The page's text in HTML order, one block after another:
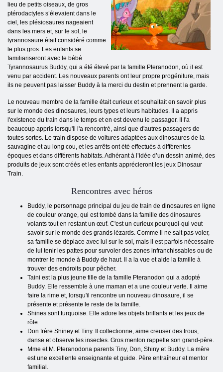
lieu de petits oiseaux, de gros
ptérodactyles s’élevaient dans le
ciel, les plésiosaures nageaient
dans les mers et, sur le sol, le
tyrannosaure était considéré comme
le plus gros. Les enfants se
familiariseront avec le bébé
Tyrannosaurus Buddy, qui a été élevé par la famille Pteranodon, où il est
venu par accident. Les nouveaux parents ont leur propre progéniture, mais
ils ne peuvent pas laisser Buddy à la merci du destin et prennent la garde.
Le nouveau membre de la famille était curieux et souhaitait en savoir plus
sur le monde des dinosaures, leurs types et leurs habitudes. Il a appris
l'existence du train dans le temps et en est devenu le passager. Il l'a
beaucoup appris lorsqu'il l'a rencontré, ainsi que d'autres passagers de
toutes sortes. Le train dispose de voitures adaptées aux dinosaures de la
sauvagine et au long cou, et les arrêts ont été effectués à différentes
époques et dans différents habitats. Adhérant à l’idée d’un dessin animé, des
produits de jeux sont créés et les enfants apprécieront les jeux Dinosaur
Train.
Rencontres avec héros
Buddy, le personnage principal du jeu de train de dinosaures en ligne
de couleur orange, qui est tombé dans la famille des dinosaures
volants tout en restant un œuf. C'est un curieux pourquoi-qui veut
savoir sur le monde des grands lézards. Comme il ne sait pas voler,
sa famille se déplace avec lui sur le sol, mais il est parfois nécessaire
de lui tenir les pattes pour survoler des zones infranchissables ou de
montrer le monde à Buddy de haut. Il a la vue et aide la famille à
trouver des endroits pour pêcher.
Taini est la plus jeune fille de la famille Pteranodon qui a adopté
Buddy. Elle ressemble à une maman et a une couleur verte. Il aime
faire la rime et, lorsqu'il rencontre un nouveau dinosaure, il se
présente et présente le reste de la famille.
Shines sont turquoise. Elle adore les objets brillants et les jeux de
rôle.
Don frère Shiney et Tiny. Il collectionne, aime creuser des trous,
danse et observe les insectes. Gros menton rappelle son grand-père.
Mme et M. Pteranodona parents Tiny, Don, Shiny et Buddy. La mère
est une excellente enseignante et guide. Père entraîneur et mentor
familial.